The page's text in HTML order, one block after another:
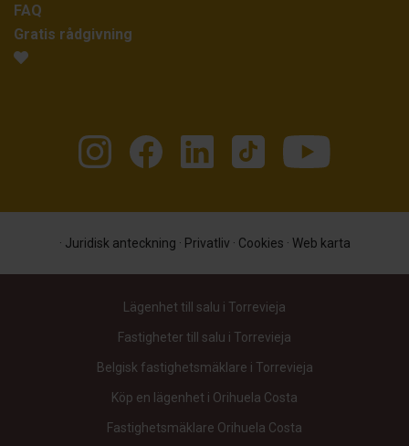
FAQ
Gratis rådgivning
· Juridisk anteckning · Privatliv · Cookies · Web karta
Lägenhet till salu i Torrevieja
Fastigheter till salu i Torrevieja
Belgisk fastighetsmäklare i Torrevieja
Köp en lägenhet i Orihuela Costa
Fastighetsmäklare Orihuela Costa